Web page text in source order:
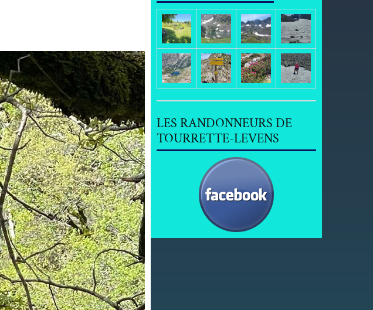
LES RANDONNEURS DE
TOURRETTE-LEVENS